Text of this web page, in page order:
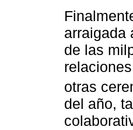
arraigada
de las
otras
del año,